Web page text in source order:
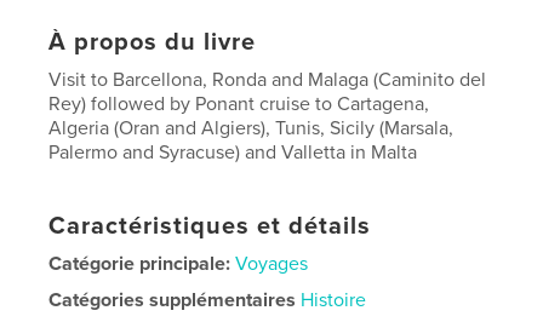
À propos du livre
Visit to Barcellona, Ronda and Malaga (Caminito del
Rey) followed by Ponant cruise to Cartagena,
Algeria (Oran and Algiers), Tunis, Sicily (Marsala,
Palermo and Syracuse) and Valletta in Malta
Caractéristiques et détails
Catégorie principale: Voyages
Catégories supplémentaires Histoire